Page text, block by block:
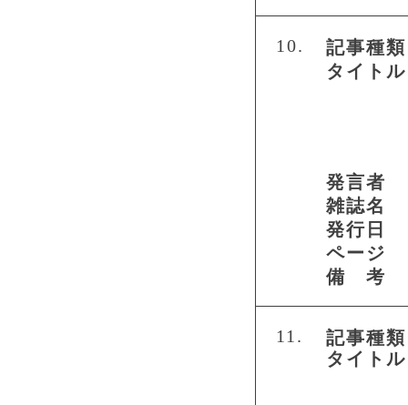
10.
記事種類
タイトル
発言者
雑誌名
発行日
ページ
備 考
11.
記事種類
タイトル